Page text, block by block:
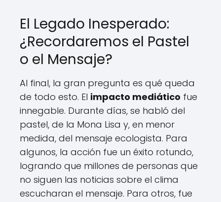
El Legado Inesperado:
¿Recordaremos el Pastel
o el Mensaje?
Al final, la gran pregunta es qué queda
de todo esto. El impacto mediático fue
innegable. Durante días, se habló del
pastel, de la Mona Lisa y, en menor
medida, del mensaje ecologista. Para
algunos, la acción fue un éxito rotundo,
logrando que millones de personas que
no siguen las noticias sobre el clima
escucharan el mensaje. Para otros, fue